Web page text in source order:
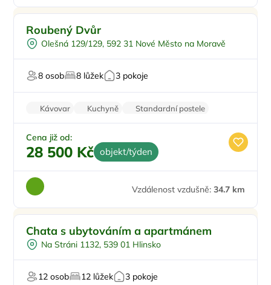
Pro rodiny s dětmi
Venkovní bazén
Koupací sud
Pro turisty
Roubený Dvůr
Olešná 129/129, 592 31 Nové Město na Moravě
8 osob 8 lůžek 3 pokoje
Kávovar Kuchyně
Standardní postele
Wi-Fi
Koupelna
Cena již od:
28 500 Kč objekt/týden
Vzdálenost vzdušně: 34.7 km
Chata s ubytováním a apartmánem
Na Stráni 1132, 539 01 Hlinsko
12 osob 12 lůžek 3 pokoje